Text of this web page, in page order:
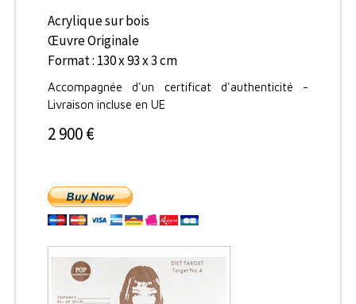
Acrylique sur bois
Œuvre Originale
Format : 130 x 93 x 3 cm
Accompagnée d'un certificat d'authenticité -
Livraison incluse en UE
2 900 €